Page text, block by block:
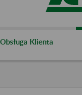
Obsługa Klienta